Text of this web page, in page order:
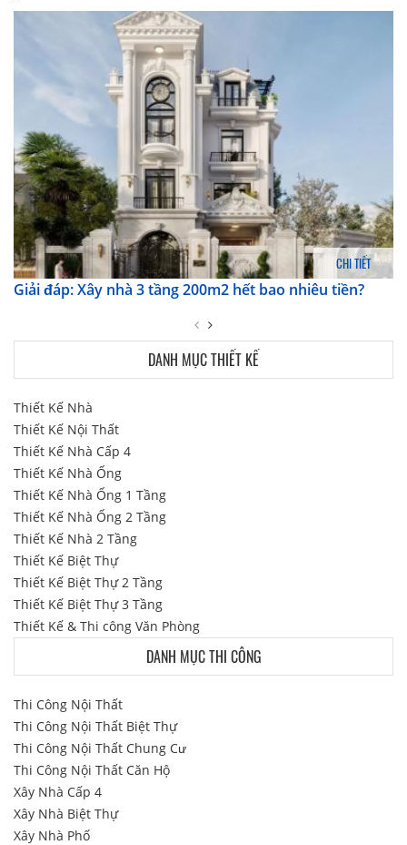
CHI TIẾT
Giải đáp: Xây nhà 3 tầng 200m2 hết bao nhiêu tiền?
DANH MỤC THIẾT KẾ
Thiết Kế Nhà
Thiết Kế Nội Thất
Thiết Kế Nhà Cấp 4
Thiết Kế Nhà Ống
Thiết Kế Nhà Ống 1 Tầng
Thiết Kế Nhà Ống 2 Tầng
Thiết Kế Nhà 2 Tầng
Thiết Kế Biệt Thự
Thiết Kế Biệt Thự 2 Tầng
Thiết Kế Biệt Thự 3 Tầng
Thiết Kế & Thi công Văn Phòng
DANH MỤC THI CÔNG
Thi Công Nội Thất
Thi Công Nội Thất Biệt Thự
Thi Công Nội Thất Chung Cư
Thi Công Nội Thất Căn Hộ
Xây Nhà Cấp 4
Xây Nhà Biệt Thự
Xây Nhà Phố